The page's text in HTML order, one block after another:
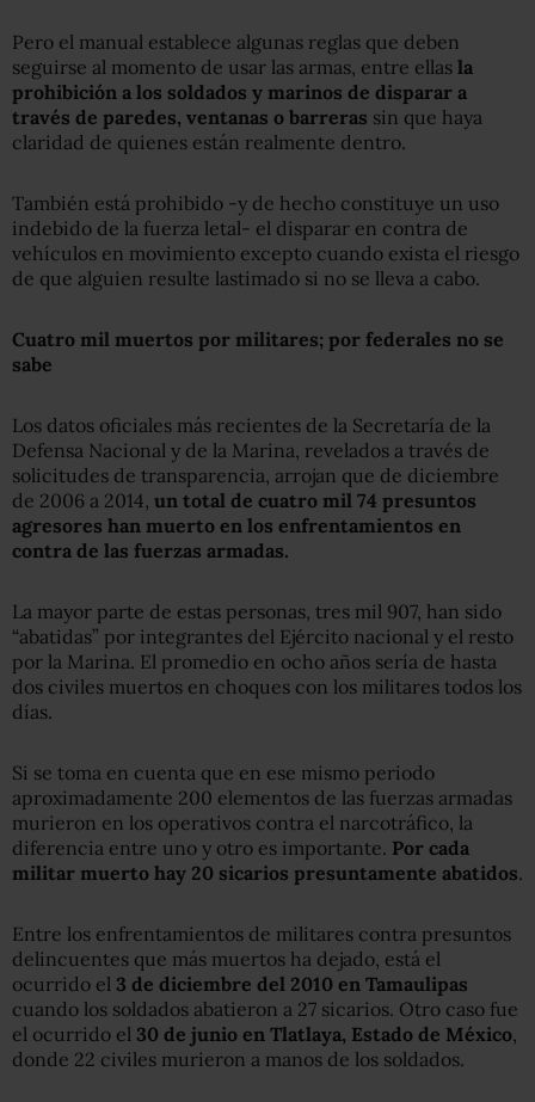
Pero el manual establece algunas reglas que deben
seguirse al momento de usar las armas, entre ellas la
prohibición a los soldados y marinos de disparar a
través de paredes, ventanas o barreras sin que haya
claridad de quienes están realmente dentro.
También está prohibido -y de hecho constituye un uso
indebido de la fuerza letal- el disparar en contra de
vehículos en movimiento excepto cuando exista el riesgo
de que alguien resulte lastimado si no se lleva a cabo.
Cuatro mil muertos por militares; por federales no se
sabe
Los datos oficiales más recientes de la Secretaría de la
Defensa Nacional y de la Marina, revelados a través de
solicitudes de transparencia, arrojan que de diciembre
de 2006 a 2014, un total de cuatro mil 74 presuntos
agresores han muerto en los enfrentamientos en
contra de las fuerzas armadas.
La mayor parte de estas personas, tres mil 907, han sido
“abatidas” por integrantes del Ejército nacional y el resto
por la Marina. El promedio en ocho años sería de hasta
dos civiles muertos en choques con los militares todos los
días.
Si se toma en cuenta que en ese mismo periodo
aproximadamente 200 elementos de las fuerzas armadas
murieron en los operativos contra el narcotráfico, la
diferencia entre uno y otro es importante. Por cada
militar muerto hay 20 sicarios presuntamente abatidos.
Entre los enfrentamientos de militares contra presuntos
delincuentes que más muertos ha dejado, está el
ocurrido el 3 de diciembre del 2010 en Tamaulipas
cuando los soldados abatieron a 27 sicarios. Otro caso fue
el ocurrido el 30 de junio en Tlatlaya, Estado de México
donde 22 civiles murieron a manos de los soldados.